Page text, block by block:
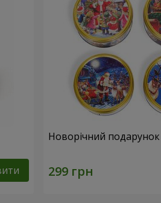
Новорічний